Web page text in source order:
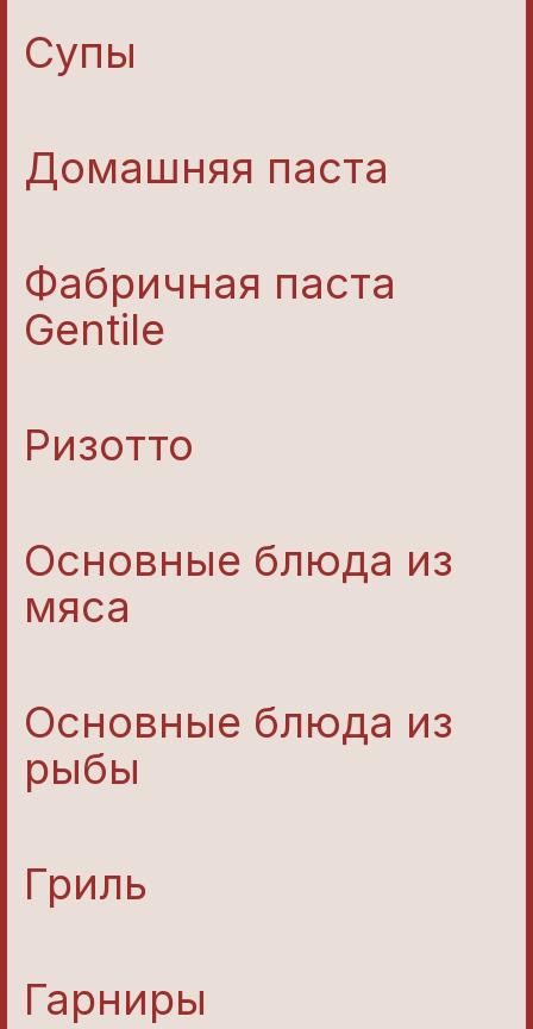
Супы
Домашняя паста
Фабричная паста
Gentile
Ризотто
Основные блюда из
мяса
Основные блюда из
рыбы
Гриль
Гарниры